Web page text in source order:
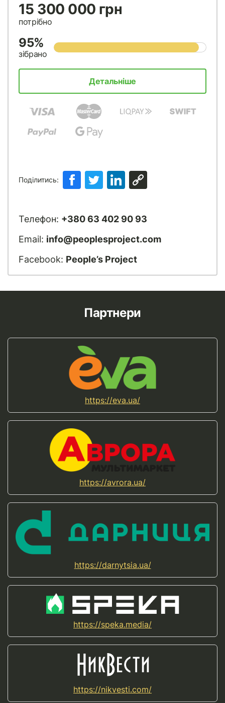
15 300 000 грн
потрібно
95%
зібрано
Детальніше
Поділитись:
Телефон: +380 63 402 90 93
Email: info@peoplesproject.com
Facebook: People’s Project
Партнери
https://eva.ua/
https://avrora.ua/
https://darnytsia.ua/
https://speka.media/
https://nikvesti.com/